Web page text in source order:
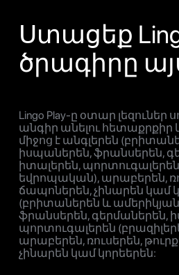
Ստացեք
ծրագիրը
Lingo Play-ը օտար լեզուներ
անգիր անելու հետաքրքիր
միջոց է անգլերեն
իսպաներեն, ֆրանսերեն,
իտալերեն,
եվրոպական), արաբերեն,
ճապոներեն, չինարեն կամ
(բրիտաներեն և
ֆրանսերեն, գերմաներեն,
պորտուգալերեն
արաբերեն, ռուսերեն,
չինարեն կամ կորեերեն: